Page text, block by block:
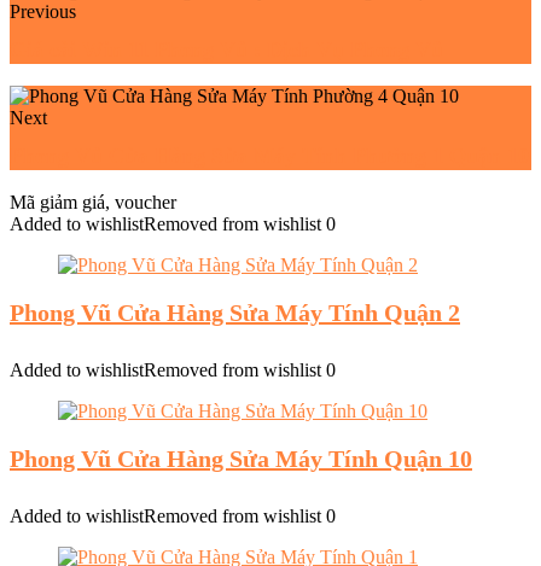
Previous
Next
Mã giảm giá, voucher
Added to wishlistRemoved from wishlist 0
Phong Vũ Cửa Hàng Sửa Máy Tính Quận 2
Added to wishlistRemoved from wishlist 0
Phong Vũ Cửa Hàng Sửa Máy Tính Quận 10
Added to wishlistRemoved from wishlist 0